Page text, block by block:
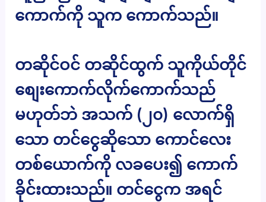
ကောက်ကို သူက ကောက်သည်။
တဆိုင်ဝင် တဆိုင်ထွက် သူကိုယ်တိုင်
စျေးကောက်လိုက်ကောက်သည်
မဟုတ်ဘဲ အသက် (၂၀) လောက်ရှိ
သော တင်ငွေဆိုသော ကောင်လေး
တစ်ယောက်ကို လခပေး၍ ကောက်
ခိုင်းထားသည်။ တင်ငွေက အရင်